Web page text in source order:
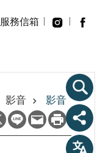
服務信箱
影音 影音